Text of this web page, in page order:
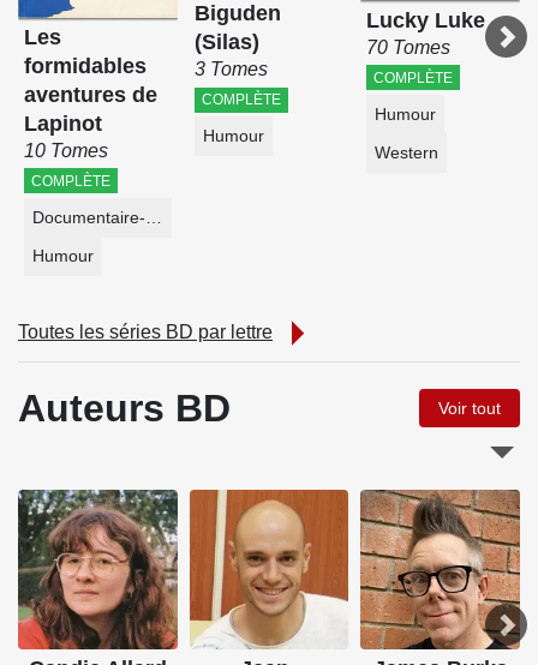
Les
formidables
aventures de
Lapinot
10 Tomes
COMPLÈTE
Humour
Biguden
(Silas)
3 Tomes
COMPLÈTE
Humour
Lucky Luke
70 Tomes
COMPLÈTE
Humour
Western
Toutes les séries BD par lettre
Auteurs BD Voir tout